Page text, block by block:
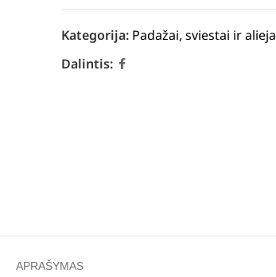
Kategorija: Padažai, sviestai ir
Dalintis:
APRAŠYMAS